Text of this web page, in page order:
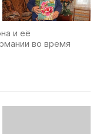
и её
во время